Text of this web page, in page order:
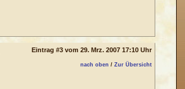
Eintrag #3 vom 29. Mrz. 2007 17:10 Uhr
nach oben / Zur Übersicht